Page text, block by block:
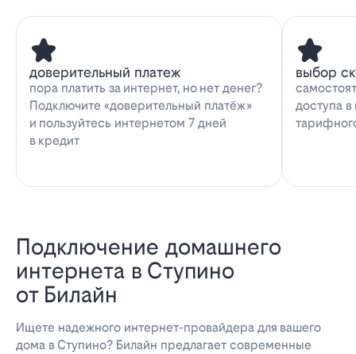
доверительный платеж
пора платить за интернет, но нет денег?
Подключите «доверительный платёж»
и пользуйтесь интернетом 7 дней
в кредит
выбор
доступа
Подключение домашнего
интернета в Ступино
от Билайн
Ищете надежного интернет-провайдера для вашего
дома в Ступино? Билайн предлагает современные